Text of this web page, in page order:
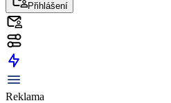
Přihlášení
Reklama